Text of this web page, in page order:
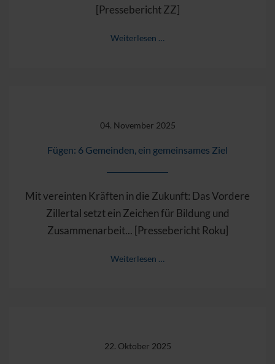
[Pressebericht ZZ]
Weiterlesen …
04. November 2025
Fügen: 6 Gemeinden, ein gemeinsames Ziel
Mit vereinten Kräften in die Zukunft: Das Vordere
Zillertal setzt ein Zeichen für Bildung und
Zusammenarbeit... [Pressebericht Roku]
Weiterlesen …
22. Oktober 2025